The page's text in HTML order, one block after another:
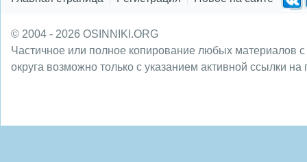
© 2004 - 2026 OSINNIKI.ORG
Частичное или полное копирование любых материалов
округа возможно только с указанием активной ссылки на